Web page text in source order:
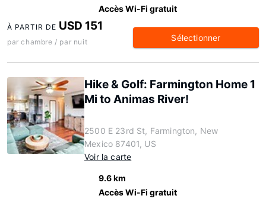
Accès Wi-Fi gratuit
À PARTIR DE USD 151
par chambre / par nuit Sélectionner
Hike & Golf: Farmington Home 1
Mi to Animas River!
2500 E 23rd St, Farmington, New
Mexico 87401, US
Voir la carte
9.6 km
Accès Wi-Fi gratuit